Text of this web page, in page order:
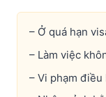
– Ở quá hạn
– Làm việc
– Vi phạm